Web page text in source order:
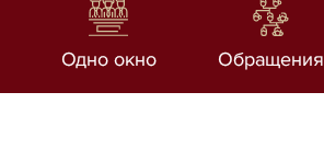
Одно окно Обращения